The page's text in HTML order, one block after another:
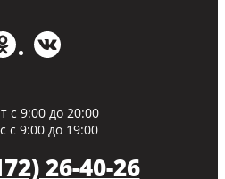
с 9:00 до 20:00
с 9:00 до 19:00
26-40-26